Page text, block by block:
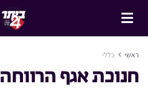
ראשי כללי
חנוכת אגף הרווחה